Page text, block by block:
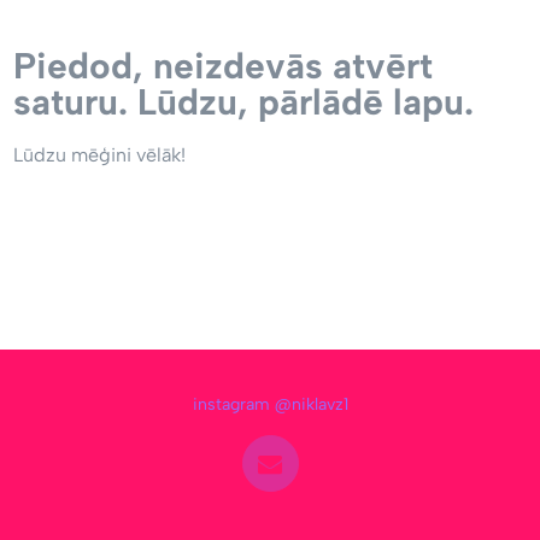
Piedod, neizdevās atvērt
saturu. Lūdzu, pārlādē lapu.
Lūdzu mēģini vēlāk!
instagram @niklavz1